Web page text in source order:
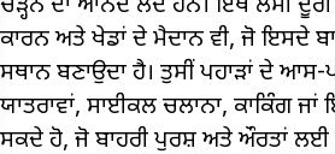
ਚੜ੍ਹਨੇ ਦਾ ਆਨੰਦ ਲੈਂਦੇ ਹਨ। ਇੱਥੇ ਲੰਮੀ
ਕਾਰਨ ਅਤੇ ਖੇਡਾਂ ਦੇ ਮੈਦਾਨ ਵੀ, ਜੋ ਇਸਦੇ
ਸਥਾਨ ਬਣਾਉਦਾ ਹੈ। ਤੁਸੀਂ ਪਹਾੜਾਂ ਦੇ ਆਸ-
ਯਾਤਰਾਵਾਂ, ਸਾਈਕਲ ਚਲਾਨਾ, ਕਾਕਿੰਗ
ਸਕਦੇ ਹੋ, ਜੋ ਬਾਹਰੀ ਪੁਰਸ਼ ਅਤੇ ਔਰਤਾਂ